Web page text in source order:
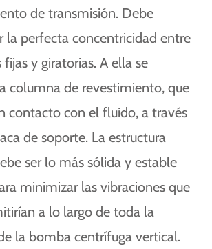
de transmisión. Debe
la perfecta concentricidad entre
fijas y giratorias. A ella se
columna de revestimiento, que
contacto con el fluido, a través
de soporte. La estructura
ser lo más sólida y estable
minimizar las vibraciones que
a lo largo de toda la
la bomba centrífuga vertical.